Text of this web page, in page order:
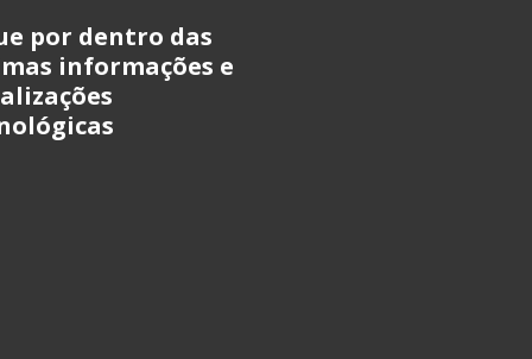
por dentro das
informações e